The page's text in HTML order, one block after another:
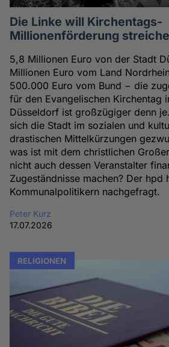
Die Linke will Kirchentags-
Millionenförderung
5,8 Millionen Euro von der Stadt
Millionen Euro vom Land
500.000 Euro vom Bund − die
für den Evangelischen Kirchentag
Düsseldorf ist großzügiger denn
sich die Stadt im sozialen und
drastischen Mittelkürzungen
was ist mit dem christlichen
nicht auch dessen Veranstalter
Zugeständnisse machen? Der hpd
Kommunalpolitikern nachgefragt.
Peter Kurz
17.07.2026
RELIGIONEN